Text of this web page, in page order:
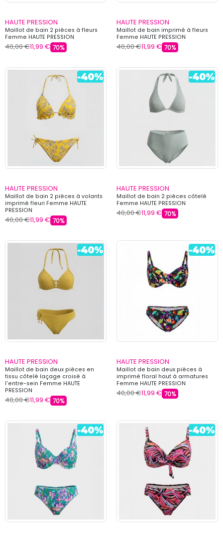
HAUTE PRESSION
Maillot de bain 2 pièces à fleurs
Femme HAUTE PRESSION
40,00 €11,99 € 70%
HAUTE PRESSION
Maillot de bain imprimé à fleurs
Femme HAUTE PRESSION
40,00 €11,99 € 70%
HAUTE PRESSION
Maillot de bain 2 pièces à volants
imprimé fleuri Femme HAUTE
PRESSION
40,00 €11,99 € 70%
HAUTE PRESSION
Maillot de bain 2 pièces côtelé
Femme HAUTE PRESSION
40,00 €11,99 € 70%
HAUTE PRESSION
Maillot de bain deux pièces en
tissu côtelé laçage croisé à
l'entre-sein Femme HAUTE
PRESSION
40,00 €11,99 € 70%
HAUTE PRESSION
Maillot de bain deux pièces à
imprimé floral haut à armatures
Femme HAUTE PRESSION
40,00 €11,99 € 70%